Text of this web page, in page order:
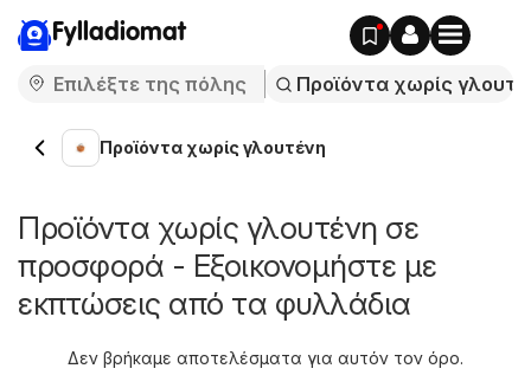
Fylladiomat
Προϊόντα χωρίς γλουτένη
Προϊόντα χωρίς γλουτένη σε
προσφορά - Εξοικονομήστε με
εκπτώσεις από τα φυλλάδια
Δεν βρήκαμε αποτελέσματα για αυτόν τον όρο.